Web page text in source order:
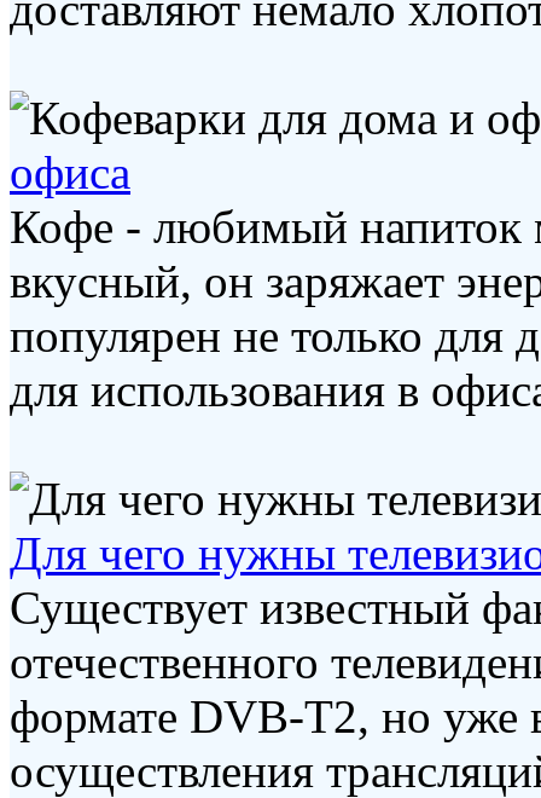
офиса
Кофе - любимый напиток
вкусный, он заряжает
популярен не только
для использования в
Для чего нужны
Существует известный
отечественного
формате DVB-T2, но уже
осуществления